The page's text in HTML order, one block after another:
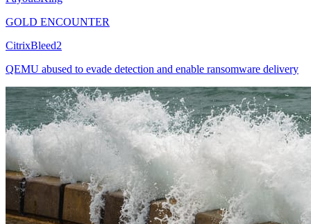
GOLD ENCOUNTER
CitrixBleed2
QEMU abused to evade detection and enable ransomware delivery